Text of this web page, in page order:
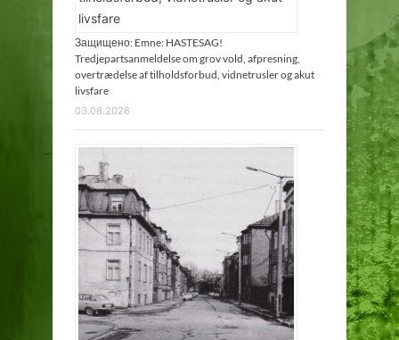
Защищено: Emne: HASTESAG!
Tredjepartsanmeldelse om grov vold, afpresning,
overtrædelse af tilholdsforbud, vidnetrusler og akut
livsfare
03.08.2026